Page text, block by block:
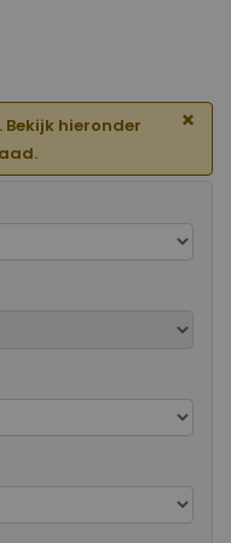
hieronder
×